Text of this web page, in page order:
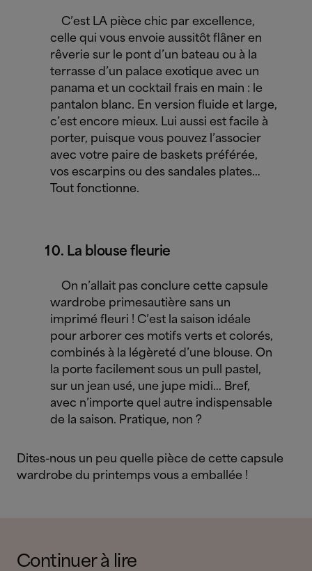
C’est LA pièce chic par excellence,
celle qui vous envoie aussitôt flâner en
rêverie sur le pont d’un bateau ou à la
terrasse d’un palace exotique avec un
panama et un cocktail frais en main : le
pantalon blanc. En version fluide et large,
c’est encore mieux. Lui aussi est facile à
porter, puisque vous pouvez l’associer
avec votre paire de baskets préférée,
vos escarpins ou des sandales plates…
Tout fonctionne.
La blouse fleurie
On n’allait pas conclure cette capsule
wardrobe primesautière sans un
imprimé fleuri ! C’est la saison idéale
pour arborer ces motifs verts et colorés,
combinés à la légèreté d’une blouse. On
la porte facilement sous un pull pastel,
sur un jean usé, une jupe midi… Bref,
avec n’importe quel autre indispensable
de la saison. Pratique, non ?
Dites-nous un peu quelle pièce de cette capsule
wardrobe du printemps vous a emballée !
Continuer à lire